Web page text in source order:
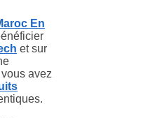
En
et sur
vous avez